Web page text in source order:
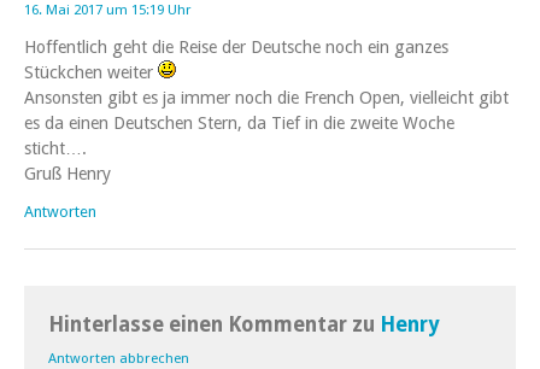
16. Mai 2017 um 15:19 Uhr
Hoffentlich geht die Reise der Deutsche noch ein ganzes
Stückchen weiter
Ansonsten gibt es ja immer noch die French Open, vielleicht gibt
es da einen Deutschen Stern, da Tief in die zweite Woche
sticht….
Gruß Henry
Antworten
Hinterlasse einen Kommentar zu Henry
Antworten abbrechen